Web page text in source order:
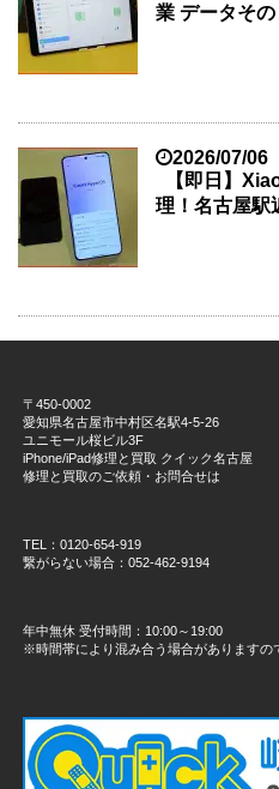
業 データそ
2026/07/06
【即日】
理！名古屋駅
〒450-0002
愛知県名古屋市中村区名駅4-5-26
ユニモール桜ビル3F
iPhone/iPad修理と買取 クイック名古屋
修理と買取のご依頼・お問合せは
TEL：0120-654-919
繋がらない場合：052-462-9194
年中無休 受付時間：10:00～19:00
※時間帯により混み合う場合がありますの